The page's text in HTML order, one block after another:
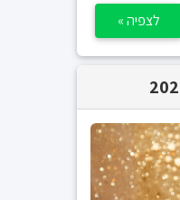
לצפיה »